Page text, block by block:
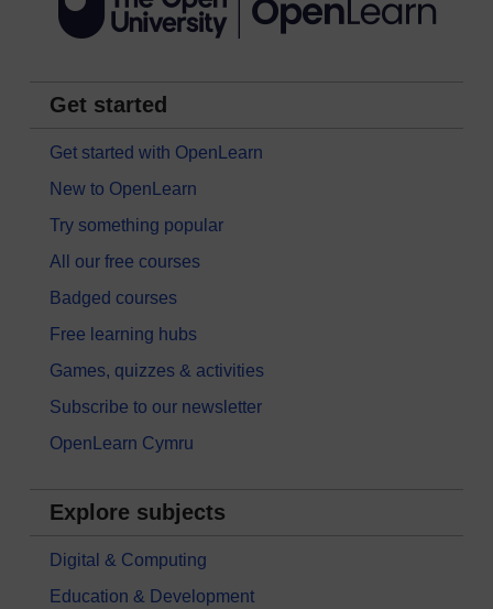
Get started
Get started with OpenLearn
New to OpenLearn
Try something popular
All our free courses
Badged courses
Free learning hubs
Games, quizzes & activities
Subscribe to our newsletter
OpenLearn Cymru
Explore subjects
Digital & Computing
Education & Development